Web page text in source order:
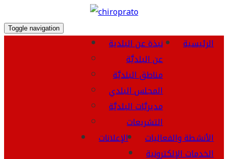
Toggle navigation
الرئيسية
نبذة عن البلدية
عن البلديَّة
مناطق البلديَّة
المجلس البلدي
مديريَّات البلديَّة
التشريعات
الأنشطة والفعاليات
الإعلانات
الخدمات الإلكترونية